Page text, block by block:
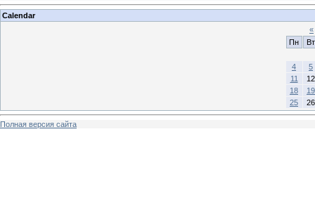
Calendar
«
Пн
Вт
4
5
11
12
18
19
25
26
Полная версия сайта